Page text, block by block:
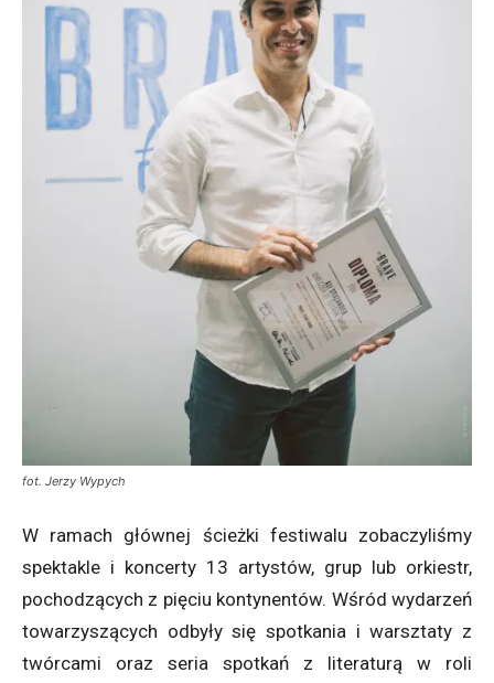
fot. Jerzy Wypych
W ramach głównej ścieżki festiwalu zobaczyliśmy
spektakle i koncerty 13 artystów, grup lub orkiestr,
pochodzących z pięciu kontynentów. Wśród wydarzeń
towarzyszących odbyły się spotkania i warsztaty z
twórcami oraz seria spotkań z literaturą w roli